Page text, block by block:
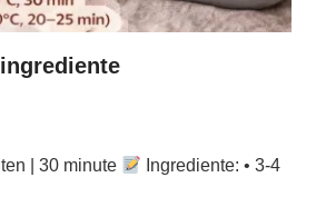
| 30 minute
Ingrediente: • 3-4